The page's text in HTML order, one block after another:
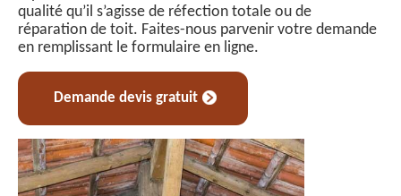
qualité qu’il s’agisse de réfection totale ou de
réparation de toit. Faites-nous parvenir votre demande
en remplissant le formulaire en ligne.
Demande devis gratuit